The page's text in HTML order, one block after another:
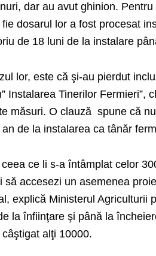
dar au avut ghinion.
dosarul lor a fost procesat
de 18 luni de la instalare
lor, este că şi-au pierdut
Instalarea Tinerilor Fermieri”,
măsuri. O clauză spune că
de la instalarea ca tânăr
ce li s-a întâmplat celor
accesezi un asemenea
explică Ministerul Agriculturii
la înfiinţare şi până la
alţi 10000.